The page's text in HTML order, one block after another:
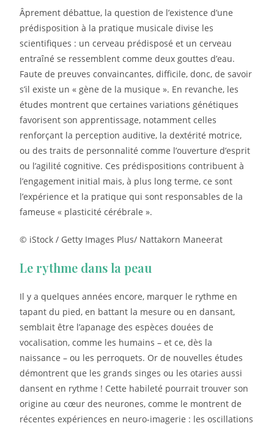
Âprement débattue, la question de l’existence d’une
prédisposition à la pratique musicale divise les
scientifiques : un cerveau prédisposé et un cerveau
entraîné se ressemblent comme deux gouttes d’eau.
Faute de preuves convaincantes, difficile, donc, de savoir
s’il existe un « gène de la musique ». En revanche, les
études montrent que certaines variations génétiques
favorisent son apprentissage, notamment celles
renforçant la perception auditive, la dextérité motrice,
ou des traits de personnalité comme l’ouverture d’esprit
ou l’agilité cognitive. Ces prédispositions contribuent à
l’engagement initial mais, à plus long terme, ce sont
l’expérience et la pratique qui sont responsables de la
fameuse « plasticité cérébrale ».
© iStock / Getty Images Plus/ Nattakorn Maneerat
Le rythme dans la peau
Il y a quelques années encore, marquer le rythme en
tapant du pied, en battant la mesure ou en dansant,
semblait être l’apanage des espèces douées de
vocalisation, comme les humains – et ce, dès la
naissance – ou les perroquets. Or de nouvelles études
démontrent que les grands singes ou les otaries aussi
dansent en rythme ! Cette habileté pourrait trouver son
origine au cœur des neurones, comme le montrent de
récentes expériences en neuro-imagerie : les oscillations